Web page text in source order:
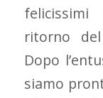
ritorno
Dopo
siamo